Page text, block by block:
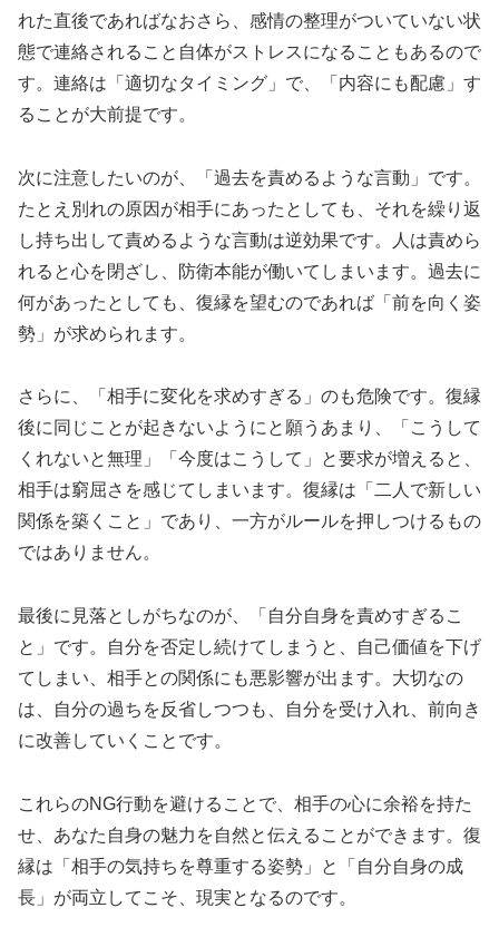
れた直後であればなおさら、感情の整理がついていない状
態で連絡されること自体がストレスになることもあるので
す。連絡は「適切なタイミング」で、「内容にも配慮」す
ることが大前提です。
次に注意したいのが、「過去を責めるような言動」です。
たとえ別れの原因が相手にあったとしても、それを繰り返
し持ち出して責めるような言動は逆効果です。人は責めら
れると心を閉ざし、防衛本能が働いてしまいます。過去に
何があったとしても、復縁を望むのであれば「前を向く姿
勢」が求められます。
さらに、「相手に変化を求めすぎる」のも危険です。復縁
後に同じことが起きないようにと願うあまり、「こうして
くれないと無理」「今度はこうして」と要求が増えると、
相手は窮屈さを感じてしまいます。復縁は「二人で新しい
関係を築くこと」であり、一方がルールを押しつけるもの
ではありません。
最後に見落としがちなのが、「自分自身を責めすぎるこ
と」です。自分を否定し続けてしまうと、自己価値を下げ
てしまい、相手との関係にも悪影響が出ます。大切なの
は、自分の過ちを反省しつつも、自分を受け入れ、前向き
に改善していくことです。
これらのNG行動を避けることで、相手の心に余裕を持た
せ、あなた自身の魅力を自然と伝えることができます。復
縁は「相手の気持ちを尊重する姿勢」と「自分自身の成
長」が両立してこそ、現実となるのです。